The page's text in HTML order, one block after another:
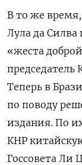
В то же время,
Лула да Силва
«жеста
Теперь в
по поводу
издания. По
КНР
Госсовета Ли